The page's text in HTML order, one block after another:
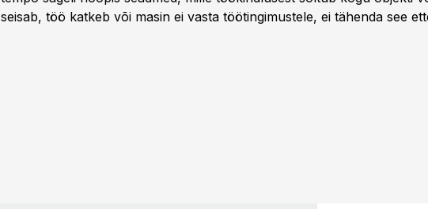
seisab, töö katkeb või masin ei vasta töötingimustele, ei tähenda see